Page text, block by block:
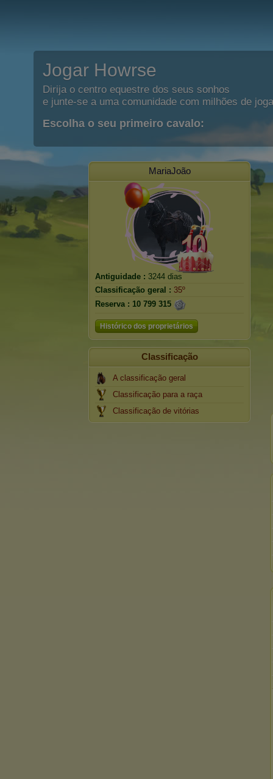
Jogar Howrse
Dirija o centro equestre dos seus sonhos
e junte-se a uma comunidade com milhões de
Escolha o seu primeiro cavalo:
MariaJoão
Antiguidade : 3244 dias
Classificação geral : 35º
Reserva : 10 799 315
Histórico dos proprietários
Classificação
A classificação geral
Classificação para a raça
Classificação de vitórias